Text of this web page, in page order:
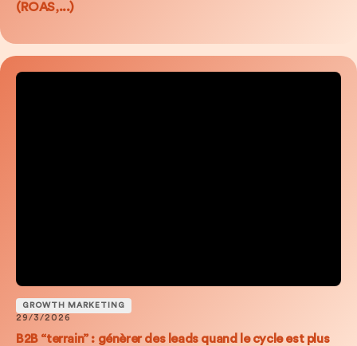
(ROAS,...)
GROWTH MARKETING
29/3/2026
B2B “terrain” : génèrer des leads quand le cycle est plus